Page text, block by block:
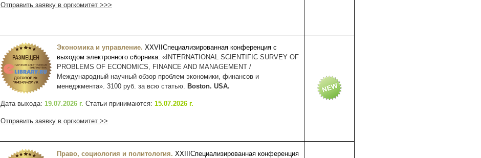
Отправить заявку в оргкомитет >>>
Экономика и управление. XXVII Специализированная конференция с
выходом электронного сборника: «INTERNATIONAL SCIENTIFIC SURVEY OF
PROBLEMS OF ECONOMICS, FINANCE AND MANAGEMENT /
Международный научный обзор проблем экономики, финансов и
менеджмента». 3100 руб. за всю статью.
Boston. USA.
Дата выхода: 19.07.2026 г. Статьи принимаются: 15.07.2026 г.
Отправить заявку в оргкомитет >>
Право, социология и политология. XXIII Специализированная конференция